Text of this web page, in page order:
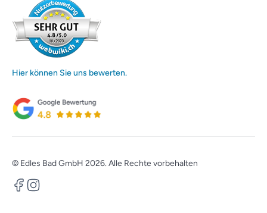
Hier können Sie uns bewerten.
© Edles Bad GmbH 2026. Alle Rechte vorbehalten